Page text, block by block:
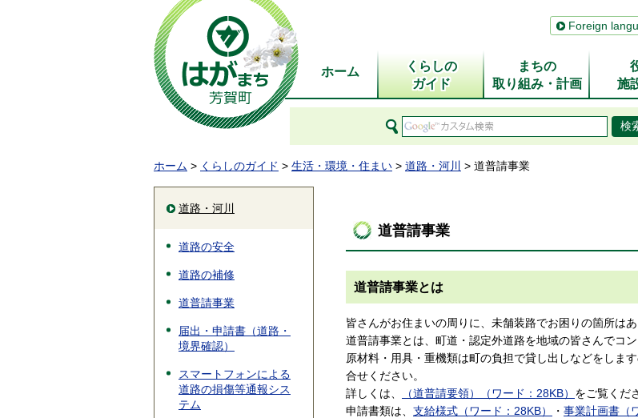
Foreign
ホーム
くらしの
ガイド
まちの
取り組み・計画
施
ホーム > くらしのガイド > 生活・環境・住まい > 道路・河川 > 道普請事業
道路・河川
道路の安全
道路の補修
道普請事業
届出・申請書（道路・
境界確認）
スマートフォンによる
道路の損傷等通報シス
テム
道普請事業
道普請事業とは
皆さんがお住まいの周りに、未舗装路でお困りの箇所は
道普請事業とは、町道・認定外道路を地域の皆さんでコ
原材料・用具・重機類は町の負担で貸し出しなどをしま
合せください。
詳しくは、
（道普請要領）（ワード：28KB） をご覧くだ
申請書類は、 支給様式（ワード：28KB） ・ 事業計画書（